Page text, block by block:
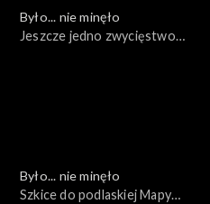
Było... nie minęło
Jeszcze jedno zwycięstwo
Było... nie minęło
Szkice do podlaskiej Mapy